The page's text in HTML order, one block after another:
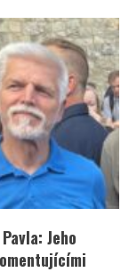
Jeho